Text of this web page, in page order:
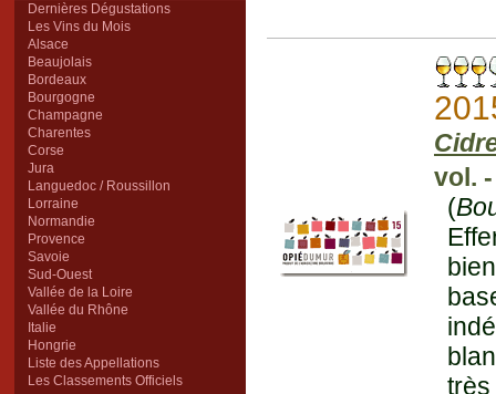
Dernières Dégustations
Les Vins du Mois
Alsace
Beaujolais
Bordeaux
Bourgogne
Champagne
Charentes
Corse
Jura
Languedoc / Roussillon
Lorraine
Normandie
Provence
Savoie
Sud-Ouest
Vallée de la Loire
Vallée du Rhône
Italie
Hongrie
Liste des Appellations
Les Classements Officiels
vol.
(
très